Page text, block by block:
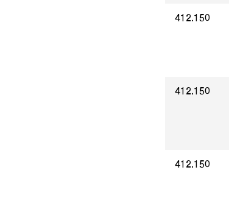
412.150
412.150
412.150